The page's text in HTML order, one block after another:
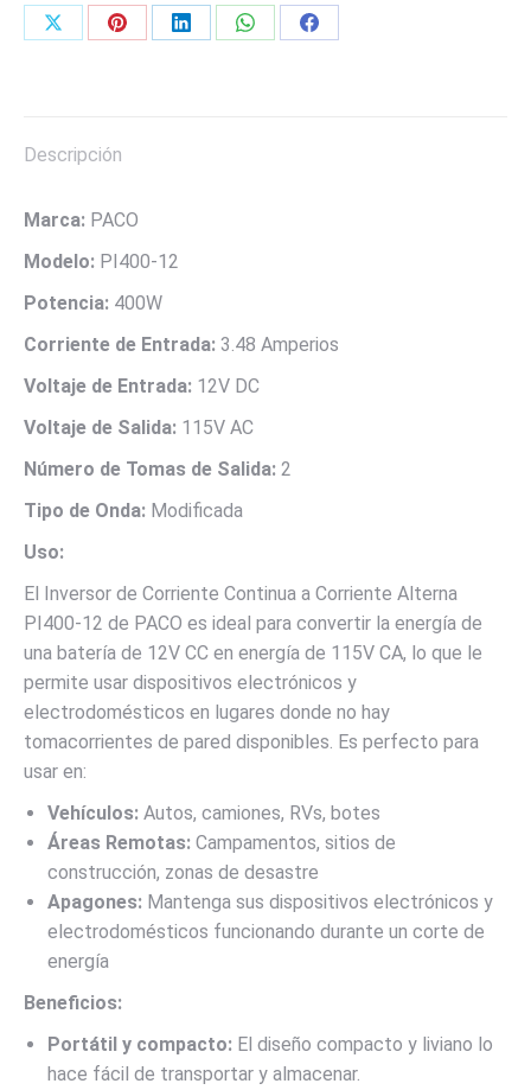
Amperios.
Entrada
33.34A
115V
AC.
tomas
de
MARCA
PACO
Share
Share
Share
Share
Share
Descripción
Marca: PACO
Modelo: PI400-12
Potencia: 400W
Corriente de Entrada: 3.48 Amperios
Voltaje de Entrada: 12V DC
Voltaje de Salida: 115V AC
Número de Tomas de Salida: 2
Tipo de Onda: Modificada
Uso:
El Inversor de Corriente Continua a Corriente Alterna
PI400-12 de PACO es ideal para convertir la energía de
una batería de 12V CC en energía de 115V CA, lo que le
permite usar dispositivos electrónicos y
electrodomésticos en lugares donde no hay
tomacorrientes de pared disponibles. Es perfecto para
usar en:
Vehículos: Autos, camiones, RVs, botes
Áreas Remotas: Campamentos, sitios de
construcción, zonas de desastre
Apagones: Mantenga sus dispositivos electrónicos y
electrodomésticos funcionando durante un corte de
energía
Beneficios:
Portátil y compacto: El diseño compacto y liviano lo
hace fácil de transportar y almacenar.